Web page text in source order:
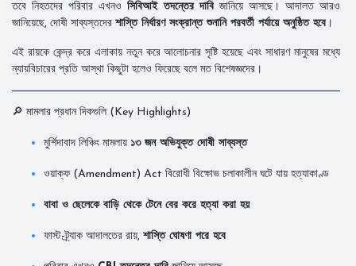
তবে নিহতদের পরিবার এখনও সিবিআই তদন্তের দাবি জানিয়ে আসছে। আদালত আরও
জানিয়েছে, দোষী সাব্যস্তদের শাস্তি নির্ধারণ সংক্রান্ত শুনানি পরবর্তী পর্যায়ে অনুষ্ঠিত হবে ।
এই রায়কে কেন্দ্র করে এলাকায় নতুন করে আলোচনার সৃষ্টি হয়েছে এবং সাধারণ মানুষের মধ্যে
ন্যায়বিচারের প্রতি আস্থা কিছুটা হলেও ফিরেছে বলে মত বিশেষজ্ঞদের।
🔎 মামলার প্রধান দিকগুলি (Key Highlights)
মুর্শিদাবাদ লিঞ্চিং মামলায় ১৩ জন অভিযুক্ত দোষী সাব্যস্ত
ওয়াক্‌ফ (Amendment) Act বিরোধী বিক্ষোভ চলাকালীন ঘটে যায় হত্যাকাণ্ড
বাবা ও ছেলেকে বাড়ি থেকে টেনে বের করে হত্যা করা হয়
ফাস্ট-ট্র্যাক আদালতের রায়, শাস্তি ঘোষণা পরে হবে